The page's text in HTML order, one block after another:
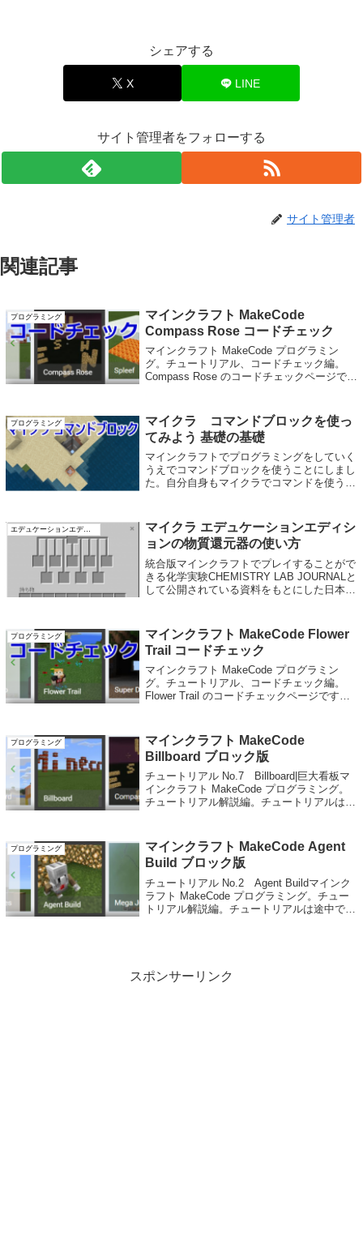
シェアする
X LINE
サイト管理者をフォローする
サイト管理者
関連記事
プログラミング
マインクラフト MakeCode
Compass Rose コードチェック
マインクラフト MakeCode プログラミン
グ。チュートリアル、コードチェック編。
Compass Rose のコードチェックページで
プログラミング
マイクラ コマンドブロックを使っ
てみよう 基礎の基礎
マインクラフトでプログラミングをしていく
うえでコマンドブロックを使うことにしまし
た。自分自身もマイクラでコマンドを使うの
なエディションで試していきます。ブロック
プログラミングから一歩先に進みたい。
エデュケーションエディション
マイクラ エデュケーションエディシ
ョンの物質還元器の使い方
統合版マインクラフトでプレイすることがで
きる化学実験CHEMISTRY LAB JOURNALと
して公開されている資料をもとにした日本語
れもなかなか面白い装置...
プログラミング
マインクラフト MakeCode Flower
Trail コードチェック
マインクラフト MakeCode プログラミン
グ。チュートリアル、コードチェック編。
Flower Trail のコードチェックページです。
プログラミング
マインクラフト MakeCode
Billboard ブロック版
チュートリアル No.7 Billboard|巨大看板マ
インクラフト MakeCode プログラミング。
チュートリアル解説編。チュートリアルは途
ル解説...
プログラミング
マインクラフト MakeCode Agent
Build ブロック版
チュートリアル No.2 Agent Buildマインク
ラフト MakeCode プログラミング。チュー
トリアル解説編。チュートリアルは途中でや
スポンサーリンク